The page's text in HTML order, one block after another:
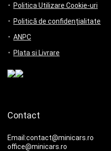
Politica Utilizare Cookie-uri
Politică de confidențialitate
ANPC
Plata si Livrare
Contact
Email:contact@minicars.ro
office@minicars.ro